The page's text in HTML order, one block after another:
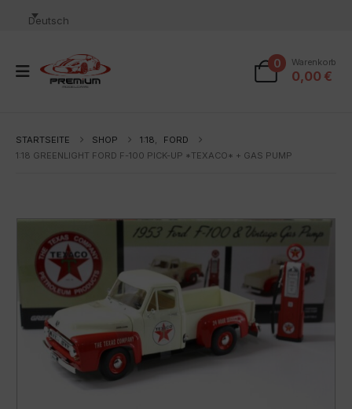
Deutsch
0 Warenkorb
0,00 €
STARTSEITE SHOP 1:18,
FORD
1:18 GREENLIGHT FORD F-100 PICK-UP *TEXACO* + GAS PUMP